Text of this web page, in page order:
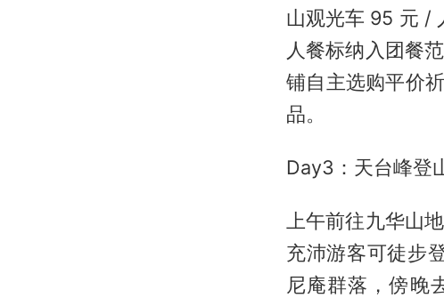
山观光车 95 元 /
人餐标纳入团餐
铺自主选购平价
品。
Day3：天台峰登
上午前往九华山
充沛游客可徒步
尼庵群落，傍晚